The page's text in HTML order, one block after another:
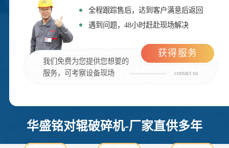
全程跟踪售后，达到客户满意后返回
遇到问题，48小时赶赴现场解决
我们免费为您提供您想要的
服务，可考察设备现场
contact us
获得服务
华盛铭对辊破碎机-厂家直供多年